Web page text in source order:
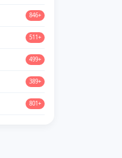
846+
511+
499+
389+
801+